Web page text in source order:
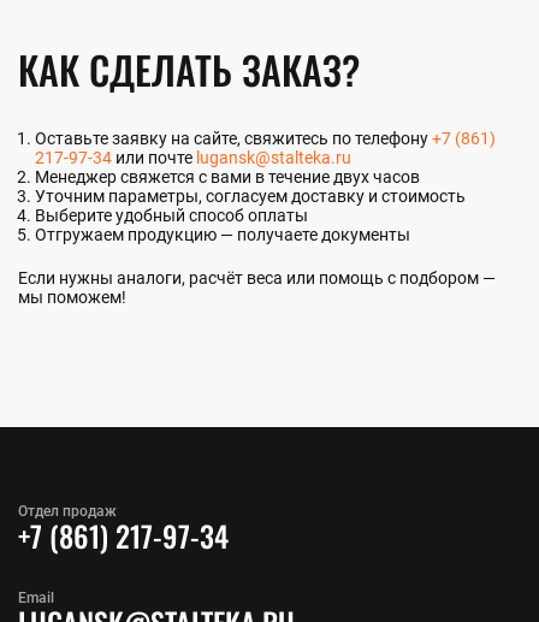
КАК СДЕЛАТЬ ЗАКАЗ?
Оставьте заявку на сайте, свяжитесь по телефону+7 (861)
217-97-34 или почте lugansk@stalteka.ru
Менеджер свяжется с вами в течение двух часов
Уточним параметры, согласуем доставку и стоимость
Выберите удобный способ оплаты
Отгружаем продукцию — получаете документы
Если нужны аналоги, расчёт веса или помощь с подбором —
мы поможем!
Отдел продаж
+7 (861) 217-97-34
Email